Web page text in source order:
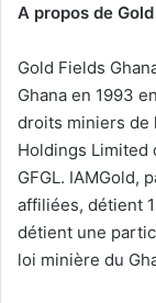
A propos de
Gold Fields
Ghana en 1993
droits miniers de
Holdings Limited
GFGL. IAMGold,
affiliées, détient
détient une
loi minière du